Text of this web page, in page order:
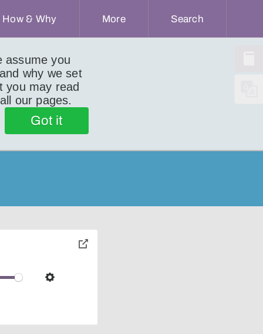
assume you
why we set
you may read
our pages.
Got it
How & Why More Search
Settings
toggle